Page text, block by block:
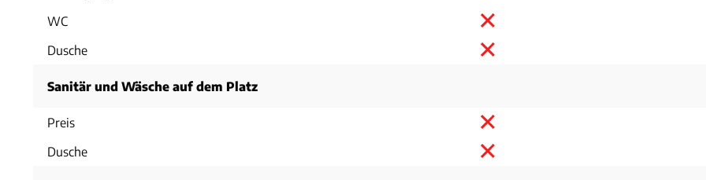
WC
Dusche
Sanitär und Wäsche auf dem Platz
Preis
Dusche